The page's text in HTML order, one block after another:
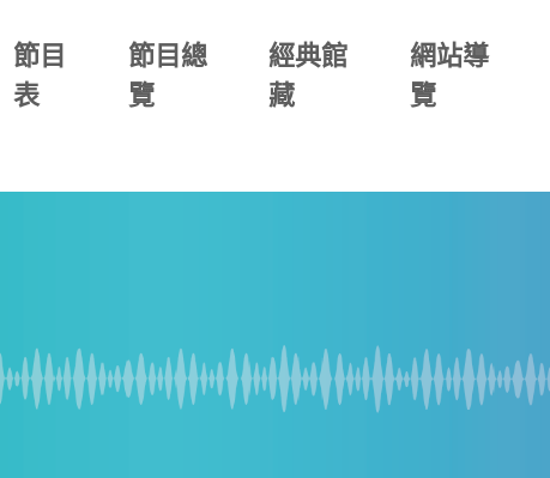
節目
表
節目總
覽
經典館
藏
網站導
覽